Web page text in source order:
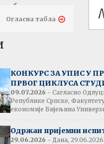
одбране
радова -
пословно
- 07.07.2026
испита:
трговина
- 07.07.2026
Огласна табла
КОНКУРС ЗА УПИС У
ПРВОГ ЦИКЛУСА
09.07.2026 - Сагласно
Републике Српске,
економије Бијељина
Одржан пријемни
29.06.2026 - Дана,